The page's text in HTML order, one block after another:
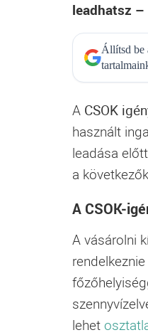
leadhatsz
Állítsd be
A CSOK
használt
leadása
a
A CSOK-
A vásárolni
lehet